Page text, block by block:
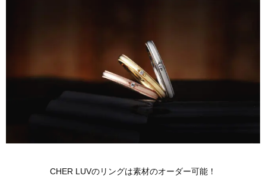
CHER LUVのリングは素材のオーダー可能！